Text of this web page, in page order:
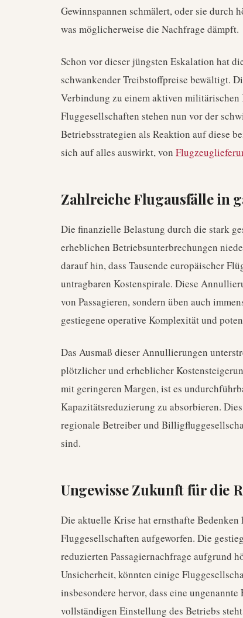
Gewinnspannen schmälert, oder sie durch
was möglicherweise die Nachfrage dämpft.
Schon vor dieser jüngsten Eskalation hat
schwankender Treibstoffpreise bewältigt.
Verbindung zu einem aktiven
Fluggesellschaften stehen nun vor der
Betriebsstrategien als Reaktion auf diese
sich auf alles auswirkt, von
Zahlreiche Flugausfälle in
Die finanzielle Belastung durch die stark
erheblichen Betriebsunterbrechungen
darauf hin, dass Tausende europäischer
untragbaren Kostenspirale. Diese
von Passagieren, sondern üben auch
gestiegene operative Komplexität und
Das Ausmaß dieser Annullierungen
plötzlicher und erheblicher
mit geringeren Margen, ist es
Kapazitätsreduzierung zu absorbieren.
regionale Betreiber und
sind.
Ungewisse Zukunft für die
Die aktuelle Krise hat ernsthafte
Fluggesellschaften aufgeworfen. Die
reduzierten Passagiernachfrage aufgrund
Unsicherheit, könnten einige
insbesondere hervor, dass eine
vollständigen Einstellung des Betriebs